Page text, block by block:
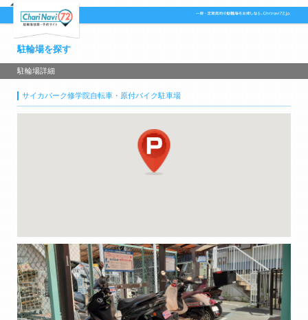
駐輪場を探す
駐輪場詳細
サイカパーク修学院自転車・原付バイク駐車場